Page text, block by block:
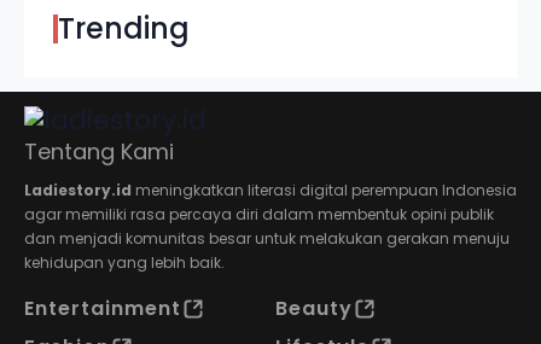
Trending
Tentang Kami
Ladiestory.id meningkatkan literasi digital perempuan Indonesia
agar memiliki rasa percaya diri dalam membentuk opini publik
dan menjadi komunitas besar untuk melakukan gerakan menuju
kehidupan yang lebih baik.
Entertainment
Beauty